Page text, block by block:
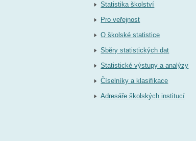
Statistika školství
Pro veřejnost
O školské statistice
Sběry statistických dat
Statistické výstupy a analýzy
Číselníky a klasifikace
Adresáře školských institucí